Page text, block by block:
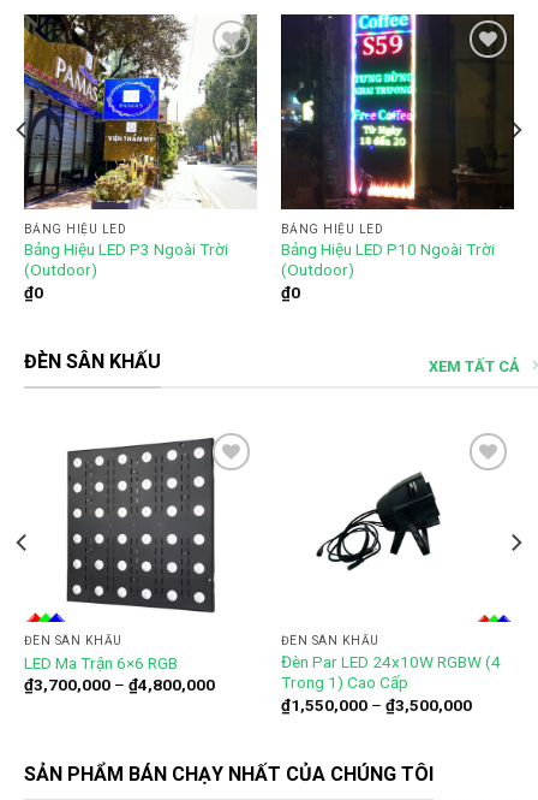
Add to
wishlist
BẢNG HIỆU LED
Bảng Hiệu LED P3 Ngoài Trời
(Outdoor)
₫0
BẢNG HIỆU LED
Bảng Hiệu LED P10 Ngoài Trời
(Outdoor)
₫0
ĐÈN SÂN KHẤU XEM TẤT CẢ
wishlist
ĐÈN SÂN KHẤU
LED Ma Trận 6×6 RGB
₫3,700,000 – ₫4,800,000Khoảng
₫4,800,000
ĐÈN SÂN KHẤU
Đèn Par LED 24x10W RGBW (4
Trong 1) Cao Cấp
₫1,550,000 – ₫3,500,000Khoảng
SẢN PHẨM BÁN CHẠY NHẤT CỦA CHÚNG TÔI